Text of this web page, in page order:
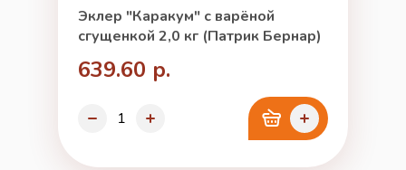
Эклер "Каракум" с варёной
сгущенкой 2,0 кг (Патрик Бернар)
639.60 р.